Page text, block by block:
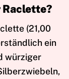
Raclette?
(21,00
ein
würziger